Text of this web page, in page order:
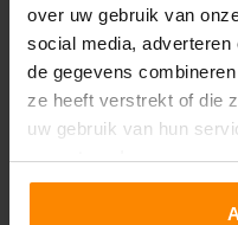
over uw gebruik van
social media,
de gegevens
ze heeft verstrekt of die
uw gebruik van hun
accepteren!